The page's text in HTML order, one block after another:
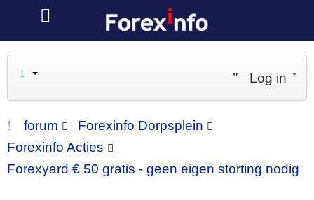
Log in
forum
Forexinfo Dorpsplein
Forexinfo Acties
Forexyard € 50 gratis - geen eigen storting nodig